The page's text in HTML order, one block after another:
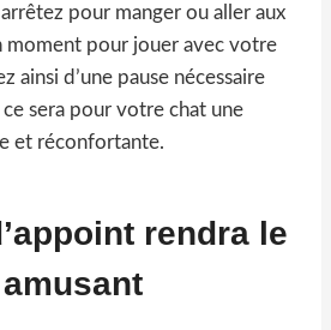
pour manger ou aller aux
moment pour jouer avec votre
ainsi d’une pause nécessaire
sera pour votre chat une
et réconfortante.
rendra le